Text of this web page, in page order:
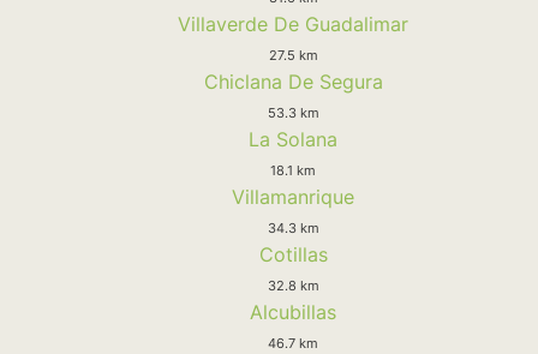
Villaverde De Guadalimar
27.5 km
Chiclana De Segura
53.3 km
La Solana
18.1 km
Villamanrique
34.3 km
Cotillas
32.8 km
Alcubillas
46.7 km